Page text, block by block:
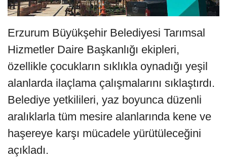
Erzurum Büyükşehir Belediyesi Tarımsal
Hizmetler Daire Başkanlığı ekipleri,
özellikle çocukların sıklıkla oynadığı yeşil
alanlarda ilaçlama çalışmalarını sıklaştırdı.
Belediye yetkilileri, yaz boyunca düzenli
aralıklarla tüm mesire alanlarında kene ve
haşereye karşı mücadele yürütüleceğini
açıkladı.